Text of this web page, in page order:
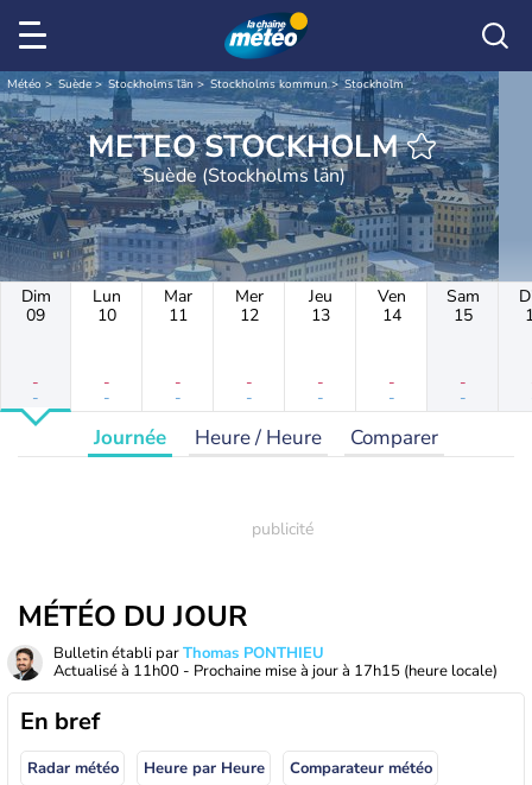
Météo Suède Stockholms län Stockholms kommun Stockholm
METEO STOCKHOLM
Suède (Stockholms län)
Dim
09
-
-
Lun
10
-
-
Mar
11
-
-
Mer
12
-
-
Jeu
13
-
-
Ven
14
-
-
Sam
15
-
-
Journée Heure / Heure Comparer
MÉTÉO DU JOUR
Bulletin établi parThomas PONTHIEU
Actualisé à 11h00 - Prochaine mise à jour à 17h15 (heure locale)
En bref
Radar météo Heure par Heure Comparateur météo